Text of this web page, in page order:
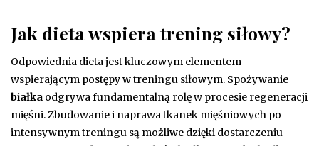
Jak dieta wspiera trening siłowy?
Odpowiednia dieta jest kluczowym elementem
wspierającym postępy w treningu siłowym. Spożywanie
białka odgrywa fundamentalną rolę w procesie regeneracji
mięśni. Zbudowanie i naprawa tkanek mięśniowych po
intensywnym treningu są możliwe dzięki dostarczeniu